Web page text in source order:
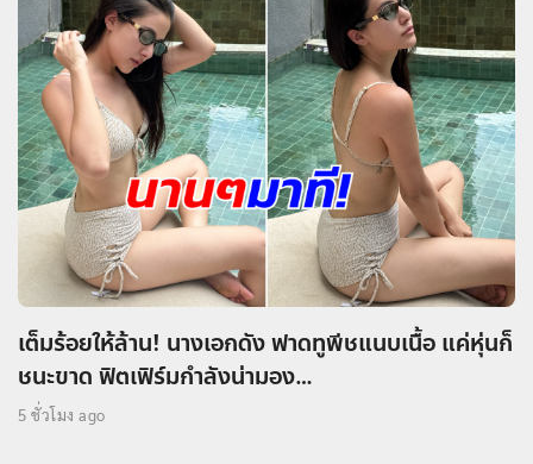
เต็มร้อยให้ล้าน! นางเอกดัง ฟาดทูพีชแนบเนื้อ แค่หุ่นก็
ชนะขาด ฟิตเฟิร์มกำลังน่ามอง…
5 ชั่วโมง ago